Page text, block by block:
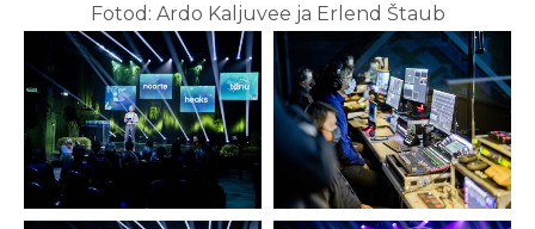
Fotod: Ardo Kaljuvee ja Erlend Štaub